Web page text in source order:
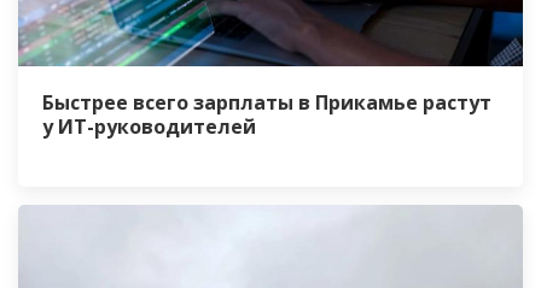
Быстрее всего зарплаты в Прикамье растут
у ИТ-руководителей